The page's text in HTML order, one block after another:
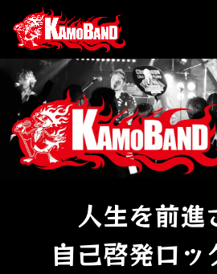
人生を前進
自己啓発ロッ